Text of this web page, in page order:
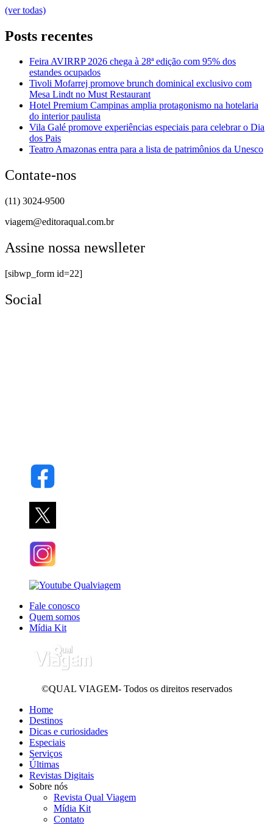
(ver todas)
Posts recentes
Feira AVIRRP 2026 chega à 28ª edição com 95% dos
estandes ocupados
Tivoli Mofarrej promove brunch dominical exclusivo com
Mesa Lindt no Must Restaurant
Hotel Premium Campinas amplia protagonismo na hotelaria
do interior paulista
Vila Galé promove experiências especiais para celebrar o Dia
dos Pais
Teatro Amazonas entra para a lista de patrimônios da Unesco
Contate-nos
(11) 3024-9500
viagem@editoraqual.com.br
Assine nossa newslleter
[sibwp_form id=22]
Social
Fale conosco
Quem somos
Mídia Kit
©QUAL VIAGEM- Todos os direitos reservados
Home
Destinos
Dicas e curiosidades
Especiais
Serviços
Últimas
Revistas Digitais
Sobre nós
Revista Qual Viagem
Mídia Kit
Contato